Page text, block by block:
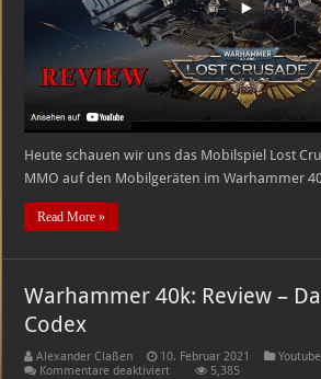
Heute schauen wir uns das Mobilspiel Lost
MMO auf den Mobilgeräten im Warhammer
Read More »
Warhammer 40k: Review –
Codex
Alexander Claßen 10. Februar 2021
Youtube
Kommentare deaktiviertfür
5,385